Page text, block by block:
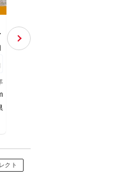
セレクション モデリスタフル
エアロ フルセグＴＶ 純正ナ
ビ バックカメラ ＬＥＤヘッ
支払総額
クト